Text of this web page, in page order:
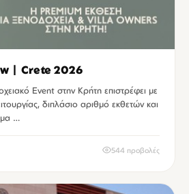
| Crete 2026
Event στην Κρήτη επιστρέφει με
διπλάσιο αριθμό εκθετών και
…
544 προβολές